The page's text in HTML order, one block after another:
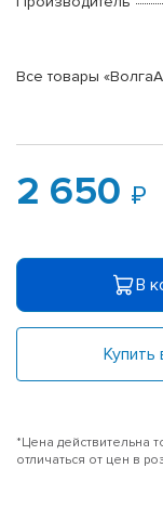
Все товары
2 650
В
Купить
*Цена действительна
отличаться от цен в